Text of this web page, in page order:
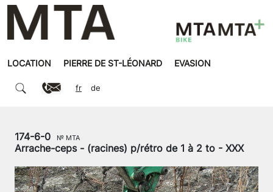
LOCATION PIERRE DE ST-LÉONARD EVASION
fr de
174-6-0 № MTA
Arrache-ceps - (racines) p/rétro de 1 à 2 to - XXX